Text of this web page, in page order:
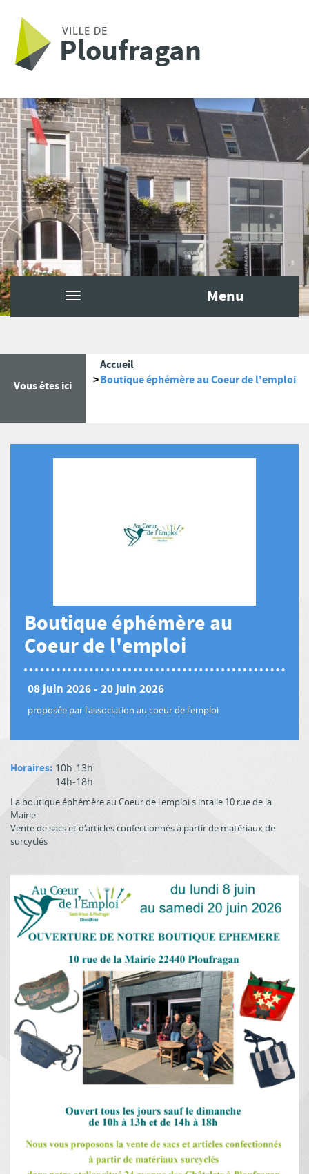
Menu
Vous êtes ici
Accueil
Boutique éphémère au Coeur de l'emploi
Boutique éphémère au
Coeur de l'emploi
08 juin 2026- 20 juin 2026
proposée par l'association au coeur de l'emploi
Horaires: 10h-13h
14h-18h
La boutique éphémère au Coeur de l'emploi s'intalle 10 rue de la
Mairie.
Vente de sacs et d'articles confectionnés à partir de matériaux de
surcyclés